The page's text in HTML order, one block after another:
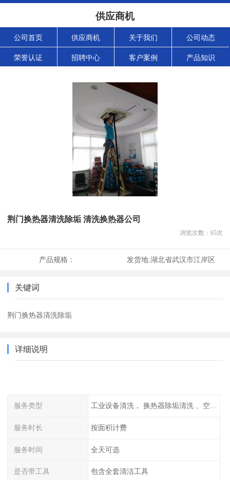
供应商机
公司首页 供应商机 关于我们 公司动态
荣誉认证 招聘中心 客户案例 产品知识
荆门换热器清洗除垢 清洗换热器公司
浏览次数： 65次
产品规格： 发货地:湖北省武汉市江岸区
关键词
荆门换热器清洗除垢
详细说明
服务类型 工业设备清洗， 换热器除垢清洗 、空调清洗等
服务时长 按面积计费
服务时间 全天可选
是否带工具 包含全套清洁工具